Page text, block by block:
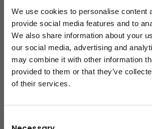
We use cookies to personalise content
provide social media features and to
We also share information about your
our social media, advertising and
may combine it with other information
provided to them or that they’ve
of their services.
Endlosschwenkwerk
Hohe Bedienfreundlichkeit
entwickelte
Mehr Effizienz im Fly-Jib
C
Maximale Ausschöpfung des
Arbeitsbereiches durch
Zweckmäßig und schön
schließen